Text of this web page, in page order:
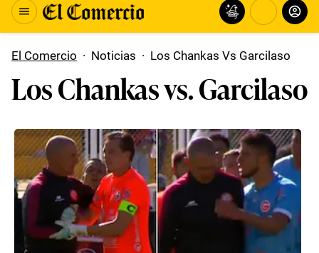
El Comercio · Noticias · Los Chankas Vs Garcilaso
Los Chankas vs. Garcilaso